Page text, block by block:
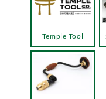
Temple Tool